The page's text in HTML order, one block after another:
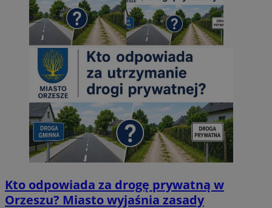
Kto odpowiada za drogę prywatną w
Orzeszu? Miasto wyjaśnia zasady